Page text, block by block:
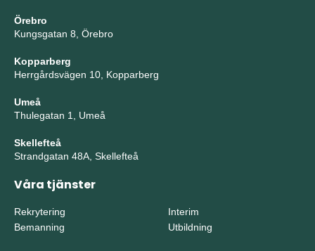
Örebro
Kungsgatan 8, Örebro
Kopparberg
Herrgårdsvägen 10, Kopparberg
Umeå
Thulegatan 1, Umeå
Skellefteå
Strandgatan 48A, Skellefteå
Våra tjänster
Rekrytering
Bemanning
Interim
Utbildning